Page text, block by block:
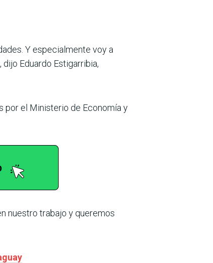
Y especialmente voy a
Eduardo Estigarribia,
por el Ministerio de Economía y
nuestro trabajo y queremos